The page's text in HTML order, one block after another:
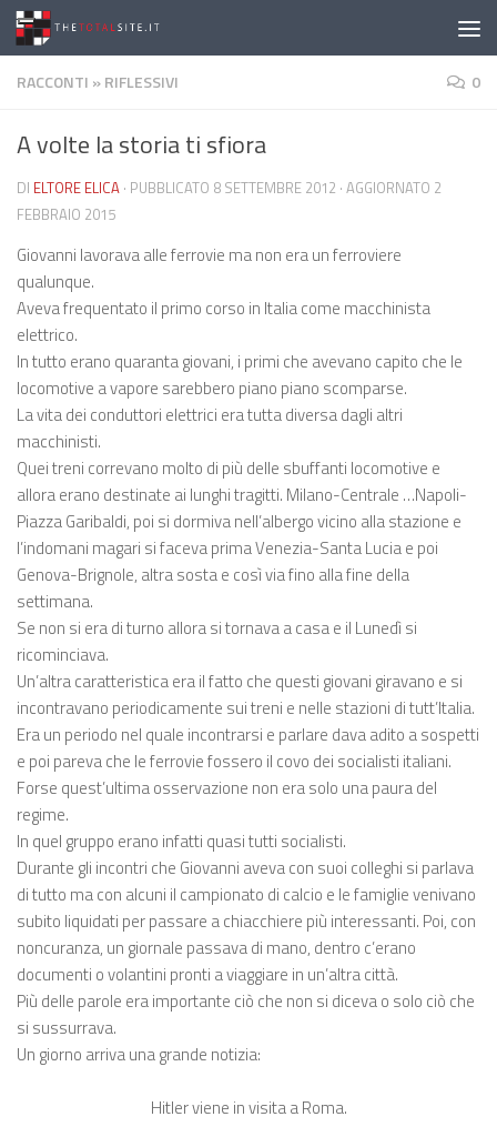
Salta al contenuto
RACCONTI »RIFLESSIVI 0
A volte la storia ti sfiora
DI ELTORE ELICA · PUBBLICATO 8 SETTEMBRE 2012 · AGGIORNATO 2
FEBBRAIO 2015
Giovanni lavorava alle ferrovie ma non era un ferroviere
qualunque.
Aveva frequentato il primo corso in Italia come macchinista
elettrico.
In tutto erano quaranta giovani, i primi che avevano capito che le
locomotive a vapore sarebbero piano piano scomparse.
La vita dei conduttori elettrici era tutta diversa dagli altri
macchinisti.
Quei treni correvano molto di più delle sbuffanti locomotive e
allora erano destinate ai lunghi tragitti. Milano-Centrale …Napoli-
Piazza Garibaldi, poi si dormiva nell’albergo vicino alla stazione e
l’indomani magari si faceva prima Venezia-Santa Lucia e poi
Genova-Brignole, altra sosta e così via fino alla fine della
settimana.
Se non si era di turno allora si tornava a casa e il Lunedì si
ricominciava.
Un’altra caratteristica era il fatto che questi giovani giravano e si
incontravano periodicamente sui treni e nelle stazioni di tutt’Italia.
Era un periodo nel quale incontrarsi e parlare dava adito a sospetti
e poi pareva che le ferrovie fossero il covo dei socialisti italiani.
Forse quest’ultima osservazione non era solo una paura del
regime.
In quel gruppo erano infatti quasi tutti socialisti.
Durante gli incontri che Giovanni aveva con suoi colleghi si parlava
di tutto ma con alcuni il campionato di calcio e le famiglie venivano
subito liquidati per passare a chiacchiere più interessanti. Poi, con
noncuranza, un giornale passava di mano, dentro c’erano
documenti o volantini pronti a viaggiare in un’altra città.
Più delle parole era importante ciò che non si diceva o solo ciò che
si sussurrava.
Un giorno arriva una grande notizia:
Hitler viene in visita a Roma.